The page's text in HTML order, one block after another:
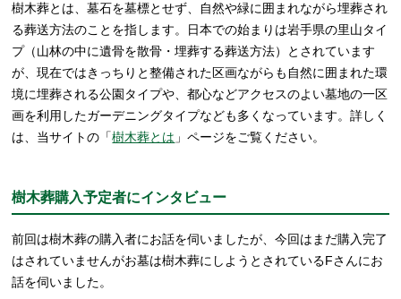
樹木葬とは、墓石を墓標とせず、自然や緑に囲まれながら埋葬され
る葬送方法のことを指します。日本での始まりは岩手県の里山タイ
プ（山林の中に遺骨を散骨・埋葬する葬送方法）とされています
が、現在ではきっちりと整備された区画ながらも自然に囲まれた環
境に埋葬される公園タイプや、都心などアクセスのよい墓地の一区
画を利用したガーデニングタイプなども多くなっています。詳しく
は、当サイトの「樹木葬とは 」ページをご覧ください。
樹木葬購入予定者にインタビュー
前回は樹木葬の購入者にお話を伺いましたが、今回はまだ購入完了
はされていませんがお墓は樹木葬にしようとされているFさんにお
話を伺いました。